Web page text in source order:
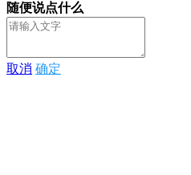
随便说点什么
取消 确定